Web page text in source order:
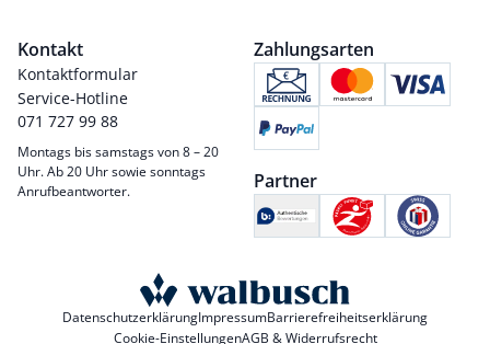
Kontakt
Kontaktformular
Service-Hotline
071 727 99 88
Montags bis samstags von 8 – 20
Uhr. Ab 20 Uhr sowie sonntags
Anrufbeantworter.
Zahlungsarten
Partner
DatenschutzerklärungImpressumBarrierefreiheitserklärung
Cookie-EinstellungenAGB & Widerrufsrecht